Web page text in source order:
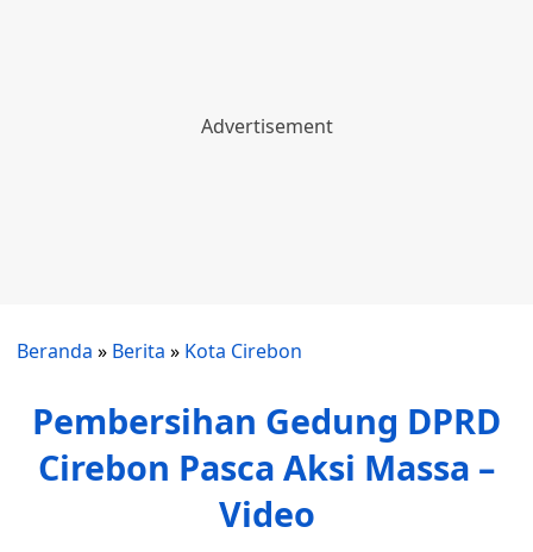
Beranda » Berita » Kota Cirebon
Pembersihan Gedung DPRD
Cirebon Pasca Aksi Massa –
Video